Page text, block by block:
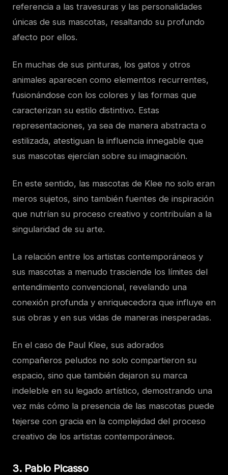
referencia a las travesuras y las personalidades
únicas de sus mascotas, resaltando su profundo
afecto por ellos.
En muchas de sus pinturas, los gatos y otros
animales aparecen como elementos recurrentes,
fusionándose con los colores y las formas que
caracterizan su estilo distintivo. Estas
representaciones, ya sea de manera abstracta o
estilizada, atestiguan la influencia innegable que
sus mascotas ejercían sobre su imaginación.
En este sentido, las mascotas de Klee no solo eran
meros sujetos, sino también fuentes de inspiración
que nutrían su proceso creativo y contribuían a la
singularidad de su arte.
La relación entre los artistas contemporáneos y
sus mascotas a menudo trasciende los límites del
entendimiento convencional, revelando una
conexión profunda y enriquecedora que influye en
sus obras y en sus vidas de maneras inesperadas.
En el caso de Paul Klee, sus adorados
compañeros peludos no solo compartieron su
espacio, sino que también dejaron su marca
indeleble en su legado artístico, demostrando una
vez más cómo la presencia de las mascotas puede
tejerse con gracia en la complejidad del proceso
creativo de los artistas contemporáneos.
3. Pablo Picasso